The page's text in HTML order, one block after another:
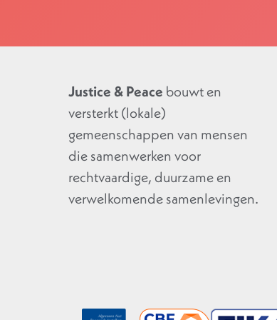
Justice & Peace bouwt en
versterkt (lokale)
gemeenschappen van mensen
die samenwerken voor
rechtvaardige, duurzame en
verwelkomende samenlevingen.